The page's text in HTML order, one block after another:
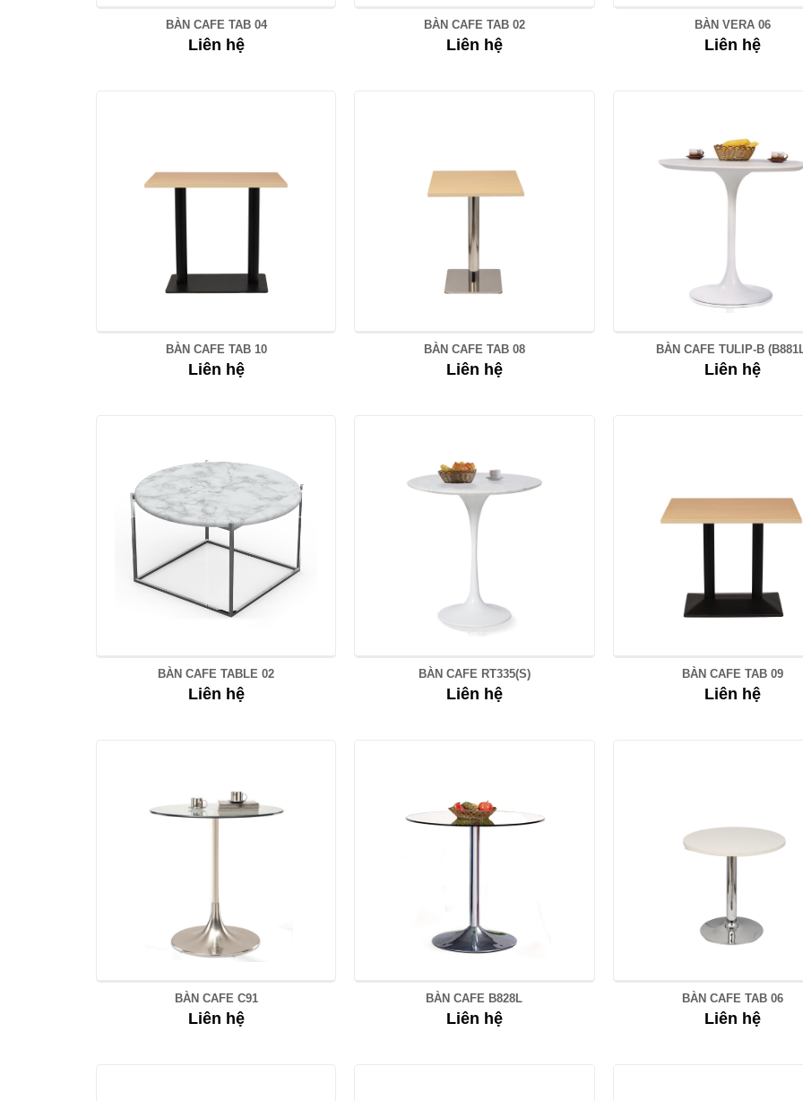
BÀN CAFE TAB 04
Liên hệ
BÀN CAFE TAB 02
Liên hệ
BÀN VERA 06
Liên hệ
BÀN CAFE TAB 10
Liên hệ
BÀN CAFE TAB 08
Liên hệ
BÀN CAFE TULIP-B
Liên hệ
BÀN CAFE TABLE 02
Liên hệ
BÀN CAFE RT335(S)
Liên hệ
BÀN CAFE TAB 09
Liên hệ
BÀN CAFE C91
Liên hệ
BÀN CAFE B828L
Liên hệ
BÀN CAFE TAB 06
Liên hệ